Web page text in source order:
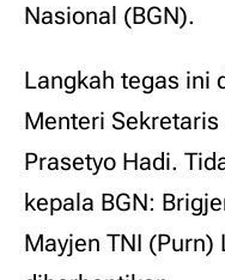
Nasional (BGN).
Langkah tegas ini
Menteri
Prasetyo Hadi.
kepala BGN:
Mayjen TNI